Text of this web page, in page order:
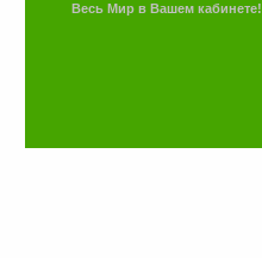
Весь Мир в Вашем кабинете!